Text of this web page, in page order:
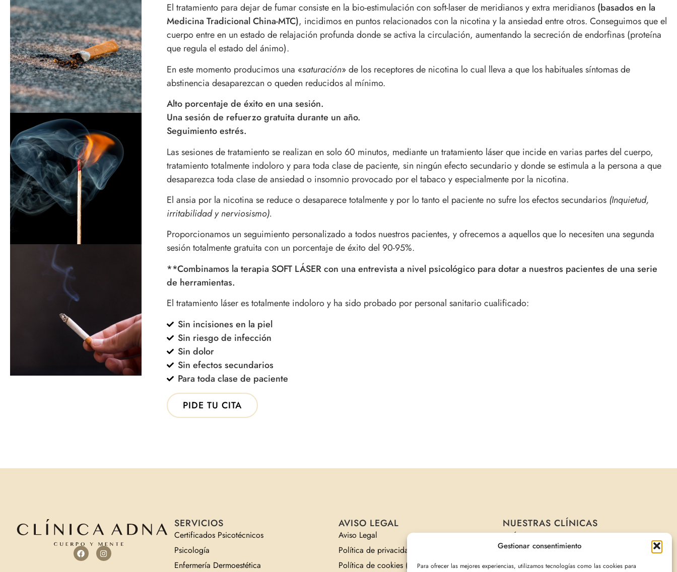
Gestionar consentimiento
Para ofrecer las mejores experiencias, utilizamos tecnologías como las cookies para
El tratamiento para dejar de fumar consiste en la bio-estimulación con soft-laser de meridianos y extra meridianos (basados en la
Medicina Tradicional China-MTC), incidimos en puntos relacionados con la nicotina y la ansiedad entre otros. Conseguimos que el
cuerpo entre en un estado de relajación profunda donde se activa la circulación, aumentando la secreción de endorfinas (proteína
que regula el estado del ánimo).
En este momento producimos una «saturación» de los receptores de nicotina lo cual lleva a que los habituales síntomas de
abstinencia desaparezcan o queden reducidos al mínimo.
Alto porcentaje de éxito en una sesión.
Una sesión de refuerzo gratuita durante un año.
Seguimiento estrés.
Las sesiones de tratamiento se realizan en solo 60 minutos, mediante un tratamiento láser que incide en varias partes del cuerpo,
tratamiento totalmente indoloro y para toda clase de paciente, sin ningún efecto secundario y donde se estimula a la persona a que
desaparezca toda clase de ansiedad o insomnio provocado por el tabaco y especialmente por la nicotina.
El ansia por la nicotina se reduce o desaparece totalmente y por lo tanto el paciente no sufre los efectos secundarios (Inquietud,
irritabilidad y nerviosismo).
Proporcionamos un seguimiento personalizado a todos nuestros pacientes, y ofrecemos a aquellos que lo necesiten una segunda
sesión totalmente gratuita con un porcentaje de éxito del 90-95%.
**Combinamos la terapia SOFT LÁSER con una entrevista a nivel psicológico para dotar a nuestros pacientes de una serie
de herramientas.
El tratamiento láser es totalmente indoloro y ha sido probado por personal sanitario cualificado:
Sin incisiones en la piel
Sin riesgo de infección
Sin dolor
Sin efectos secundarios
Para toda clase de paciente
PIDE TU CITA
SERVICIOS
Certificados Psicotécnicos
Psicología
Enfermería Dermoestética
AVISO LEGAL
Aviso Legal
Política de privacidad
Política de cookies (UE)
NUESTRAS CLÍNICAS
CLÍNICA ADNA MADRID
C. de Rodríguez San Pedro, 32